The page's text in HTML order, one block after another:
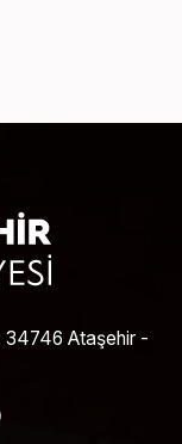
34746 Ataşehir -